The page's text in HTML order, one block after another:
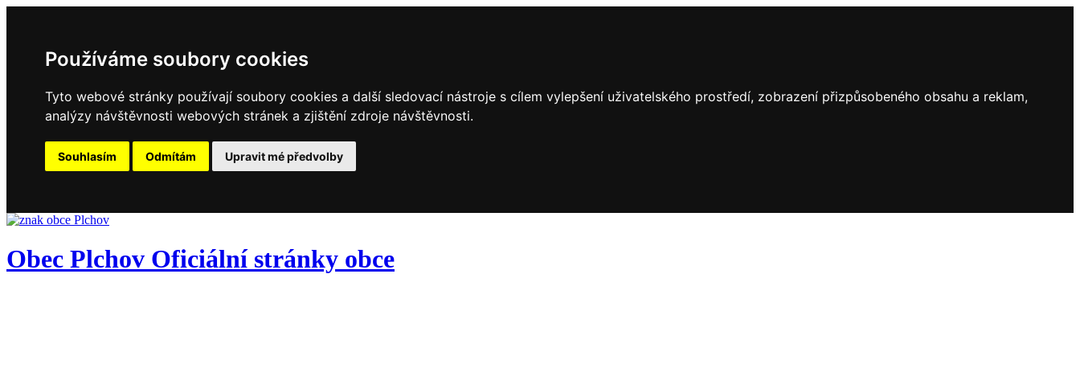
Používáme soubory cookies
Tyto webové stránky používají soubory cookies a další sledovací nástroje s cílem vylepšení uživatelského prostředí, zobrazení přizpůsobeného obsahu a reklam,
analýzy návštěvnosti webových stránek a zjištění zdroje návštěvnosti.
Souhlasím Odmítám Upravit mé předvolby
Obec Plchov Oficiální stránky obce